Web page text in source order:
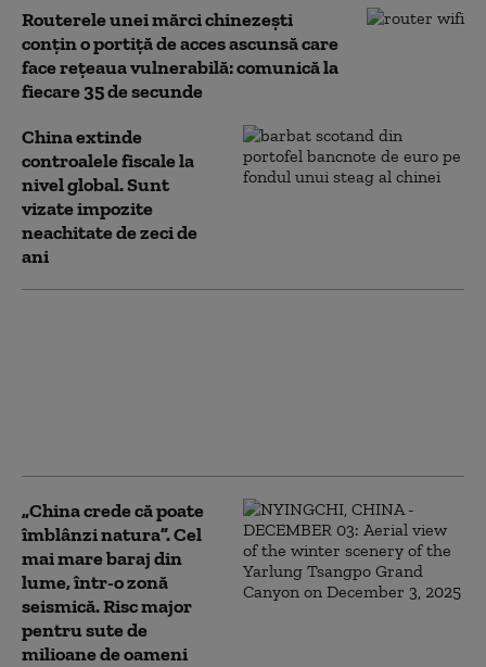
Routerele unei mărci chinezești
conțin o portiță de acces ascunsă care
face rețeaua vulnerabilă: comunică la
fiecare 35 de secunde
China extinde
controalele fiscale la
nivel global. Sunt
vizate impozite
neachitate de zeci de
ani
„China crede că poate
îmblânzi natura”. Cel
mai mare baraj din
lume, într-o zonă
seismică. Risc major
pentru sute de
milioane de oameni